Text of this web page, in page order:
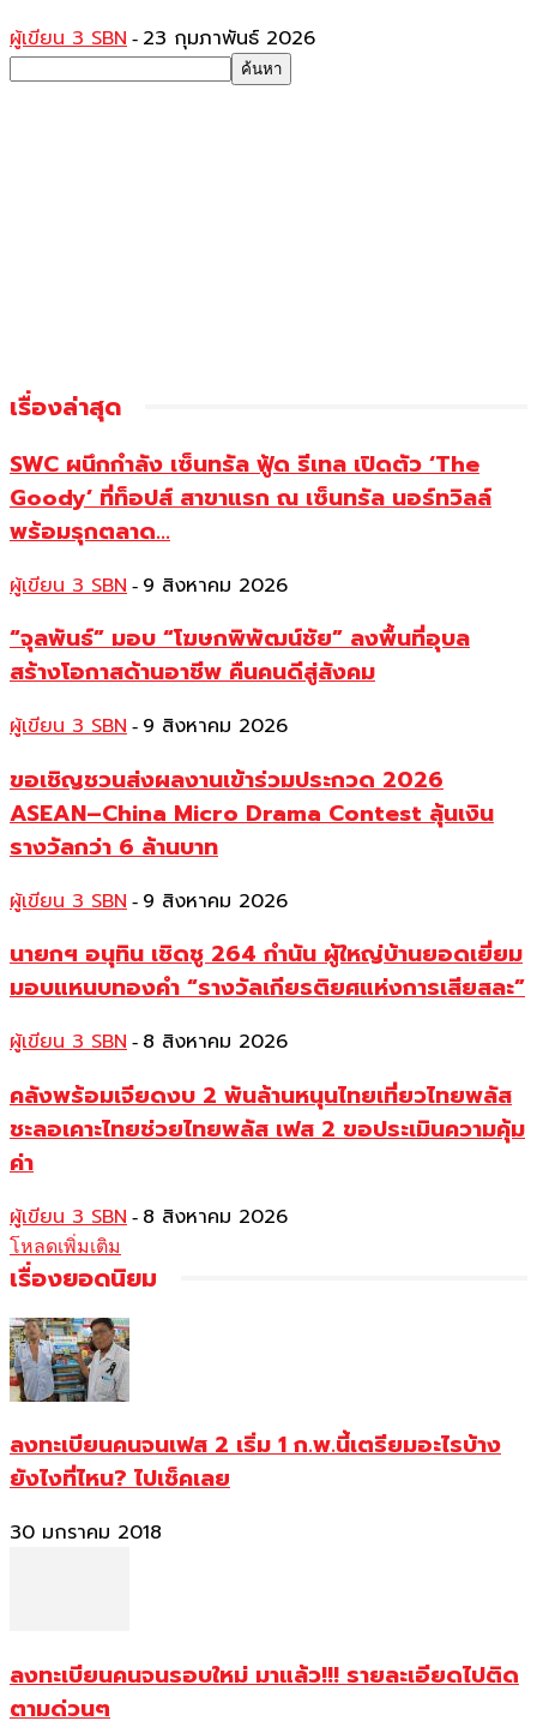
ผู้เขียน 3 SBN - 23 กุมภาพันธ์ 2026
เรื่องล่าสุด
SWC ผนึกกำลัง เซ็นทรัล ฟู้ด รีเทล เปิดตัว ‘The
Goody’ ที่ท็อปส์ สาขาแรก ณ เซ็นทรัล นอร์ทวิลล์
พร้อมรุกตลาด...
ผู้เขียน 3 SBN - 9 สิงหาคม 2026
“จุลพันธ์” มอบ “โฆษกพิพัฒน์ชัย” ลงพื้นที่อุบล
สร้างโอกาสด้านอาชีพ คืนคนดีสู่สังคม
ผู้เขียน 3 SBN - 9 สิงหาคม 2026
ขอเชิญชวนส่งผลงานเข้าร่วมประกวด 2026
ASEAN–China Micro Drama Contest ลุ้นเงิน
รางวัลกว่า 6 ล้านบาท
ผู้เขียน 3 SBN - 9 สิงหาคม 2026
นายกฯ อนุทิน เชิดชู 264 กำนัน ผู้ใหญ่บ้านยอดเยี่ยม
มอบแหนบทองคำ “รางวัลเกียรติยศแห่งการเสียสละ”
ผู้เขียน 3 SBN - 8 สิงหาคม 2026
คลังพร้อมเจียดงบ 2 พันล้านหนุนไทยเที่ยวไทยพลัส
ชะลอเคาะไทยช่วยไทยพลัส เฟส 2 ขอประเมินความคุ้ม
ค่า
ผู้เขียน 3 SBN - 8 สิงหาคม 2026
โหลดเพิ่มเติม
เรื่องยอดนิยม
ลงทะเบียนคนจนเฟส 2 เริ่ม 1 ก.พ.นี้เตรียมอะไรบ้าง
ยังไงที่ไหน? ไปเช็คเลย
30 มกราคม 2018
ลงทะเบียนคนจนรอบใหม่ มาแล้ว!!! รายละเอียดไปติด
ตามด่วนๆ